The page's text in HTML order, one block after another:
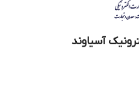
آسیاوند